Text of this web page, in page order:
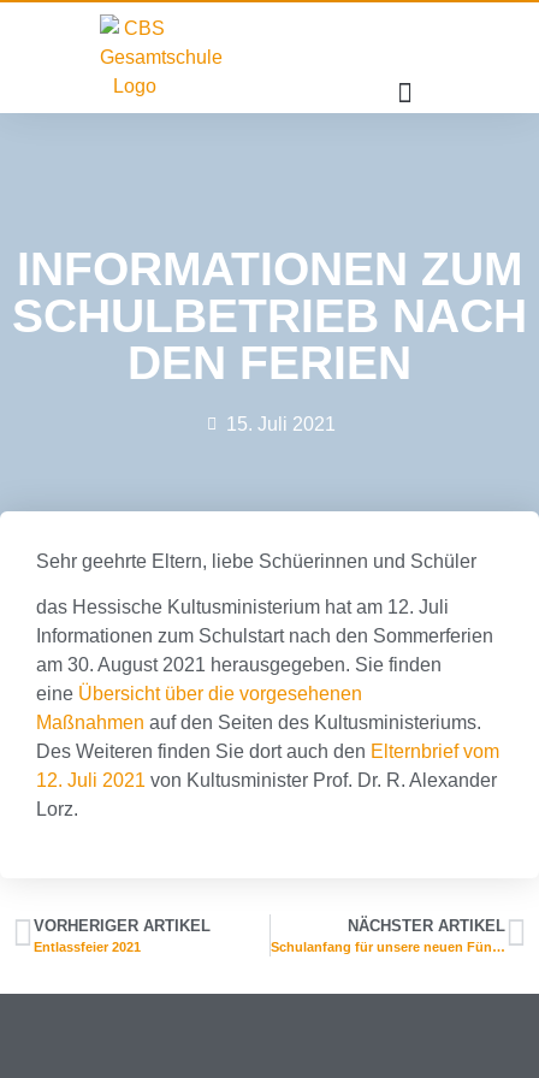
INFORMATIONEN ZUM
SCHULBETRIEB NACH
DEN FERIEN
15. Juli 2021
Sehr geehrte Eltern, liebe Schüerinnen und Schüler
das Hessische Kultusministerium hat am 12. Juli
Informationen zum Schulstart nach den Sommerferien
am 30. August 2021 herausgegeben. Sie finden
eine Übersicht über die vorgesehenen
Maßnahmen auf den Seiten des Kultusministeriums.
Des Weiteren finden Sie dort auch den Elternbrief vom
12. Juli 2021 von Kultusminister Prof. Dr. R. Alexander
Lorz.
VORHERIGER ARTIKEL
Entlassfeier 2021
NÄCHSTER ARTIKEL
Schulanfang für unsere neuen Fünftklässler